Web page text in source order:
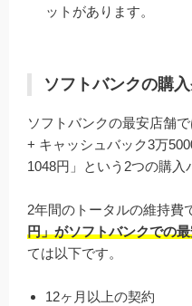
ットがあります。
ソフトバンクの購
ソフトバンクの最安店舗
+ キャッシュバック3万
1048円」という2つの購入
2年間のトータルの維持費
円」がソフトバンクでの
ては以下です。
12ヶ月以上の契約